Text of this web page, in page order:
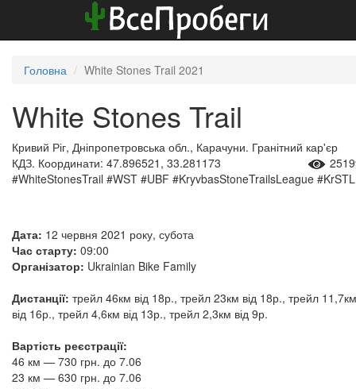
Головна White Stones Trail 2021
White Stones Trail
Кривий Ріг, Дніпропетровська обл., Карачуни. Гранітний кар'єр
КДЗ. Координати: 47.896521, 33.281173
#WhiteStonesTrail #WST #UBF #KryvbasStoneTrailsLeague #KrSTL
Дата: 12 червня 2021 року, субота
Час старту: 09:00
Організатор: Ukrainian Bike Family
Дистанції: трейл 46км від 18р., трейл 23км від 18р., трейл 11,7км
від 16р., трейл 4,6км від 13р., трейл 2,3км від 9р.
Вартість реєстрації:
46 км — 730 грн. до 7.06
23 км — 630 грн. до 7.06